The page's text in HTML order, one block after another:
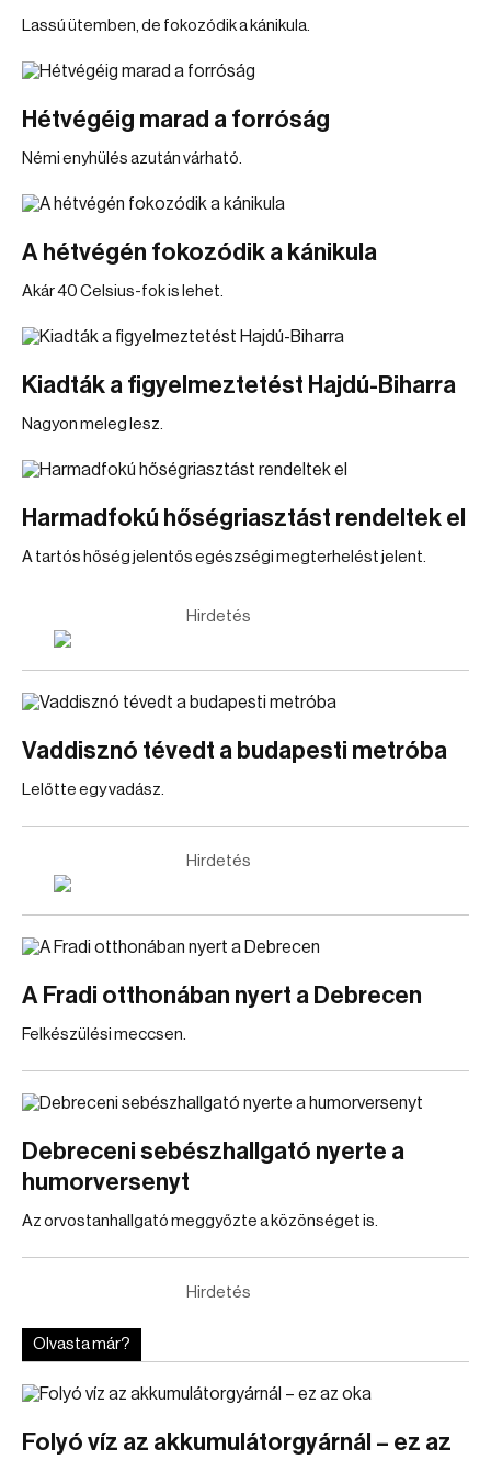
Lassú ütemben, de fokozódik a kánikula.
Hétvégéig marad a forróság
Némi enyhülés azután várható.
A hétvégén fokozódik a kánikula
Akár 40 Celsius-fok is lehet.
Kiadták a figyelmeztetést Hajdú-Biharra
Nagyon meleg lesz.
Harmadfokú hőségriasztást rendeltek el
A tartós hőség jelentős egészségi megterhelést jelent.
Hirdetés
Vaddisznó tévedt a budapesti metróba
Lelőtte egy vadász.
Hirdetés
A Fradi otthonában nyert a Debrecen
Felkészülési meccsen.
Debreceni sebészhallgató nyerte a
humorversenyt
Az orvostanhallgató meggyőzte a közönséget is.
Hirdetés
Olvasta már?
Folyó víz az akkumulátorgyárnál – ez az